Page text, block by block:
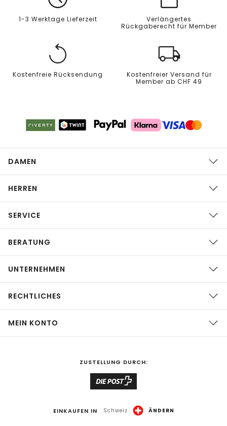
1-3 Werktage Lieferzeit
Verlängertes
Rückgaberecht für Member
Kostenfreie Rücksendung
Kostenfreier Versand für
Member ab CHF 49
DAMEN
HERREN
SERVICE
BERATUNG
UNTERNEHMEN
RECHTLICHES
MEIN KONTO
ZUSTELLUNG DURCH:
EINKAUFEN IN Schweiz ÄNDERN